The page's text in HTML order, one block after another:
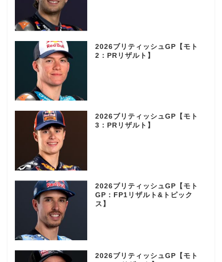
2026ブリティッシュGP【モト
2：PRリザルト】
2026ブリティッシュGP【モト
3：PRリザルト】
2026ブリティッシュGP【モト
GP：FP1リザルト&トピック
ス】
2026ブリティッシュGP【モト